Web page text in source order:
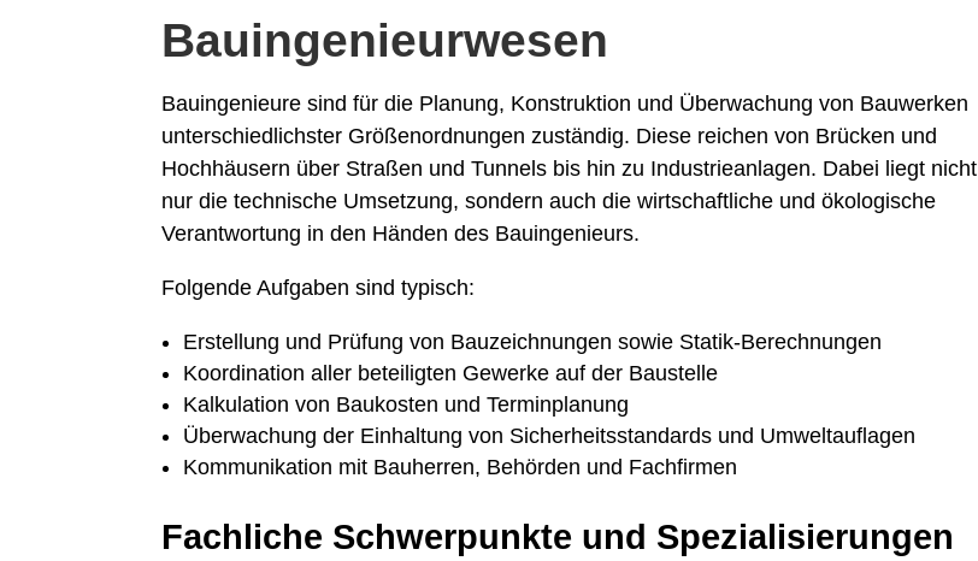
Bauingenieurwesen
Bauingenieure sind für die Planung, Konstruktion und Überwachung von Bauwerken
unterschiedlichster Größenordnungen zuständig. Diese reichen von Brücken und
Hochhäusern über Straßen und Tunnels bis hin zu Industrieanlagen. Dabei liegt nicht
nur die technische Umsetzung, sondern auch die wirtschaftliche und ökologische
Verantwortung in den Händen des Bauingenieurs.
Folgende Aufgaben sind typisch:
Erstellung und Prüfung von Bauzeichnungen sowie Statik-Berechnungen
Koordination aller beteiligten Gewerke auf der Baustelle
Kalkulation von Baukosten und Terminplanung
Überwachung der Einhaltung von Sicherheitsstandards und Umweltauflagen
Kommunikation mit Bauherren, Behörden und Fachfirmen
Fachliche Schwerpunkte und Spezialisierungen